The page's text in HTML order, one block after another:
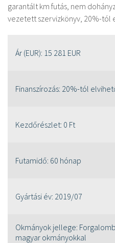
garantált km futás, nem
vezetett szervizkönyv, 20%-tól
Ár (EUR): 15 281 EUR
Finanszírozás: 20%-tól
Kezdőrészlet: 0 Ft
Futamidő: 60 hónap
Gyártási év: 2019/07
Okmányok jellege:
magyar okmányokkal